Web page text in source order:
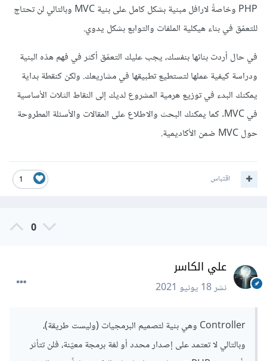
PHP وخاصةً لارافل مبنية بشكل كامل على بنية MVC وبالتالي لن تحتاج
للتعمّق في بناء هيكلية الملفات والتوابع بشكل يدوي.
في حال أردت بنائها بنفسك، يجب عليك التعمّق أكثر في فهم هذه البنية
ودراسة كيفية عملها لتستطيع تطبيقها في مشاريعك. ولكن كنقطة بداية
يمكنك البدء في توزيع هرمية المشروع لديك إلى النقاط الثلاث الأساسية
في MVC. كما يمكنك البحث والاطلاع على المقالات والأسئلة المطروحة
حول MVC ضمن الأكاديمية.
1 اقتباس
0
علي الكاسر
نشر18 يونيو 2021
Controller وهي بنية لتصميم البرمجيات (وليست طريقة)،
وبالتالي لا تعتمد على إصدار محدد أو لغة برمجة معيّنة، فلن تتأثر